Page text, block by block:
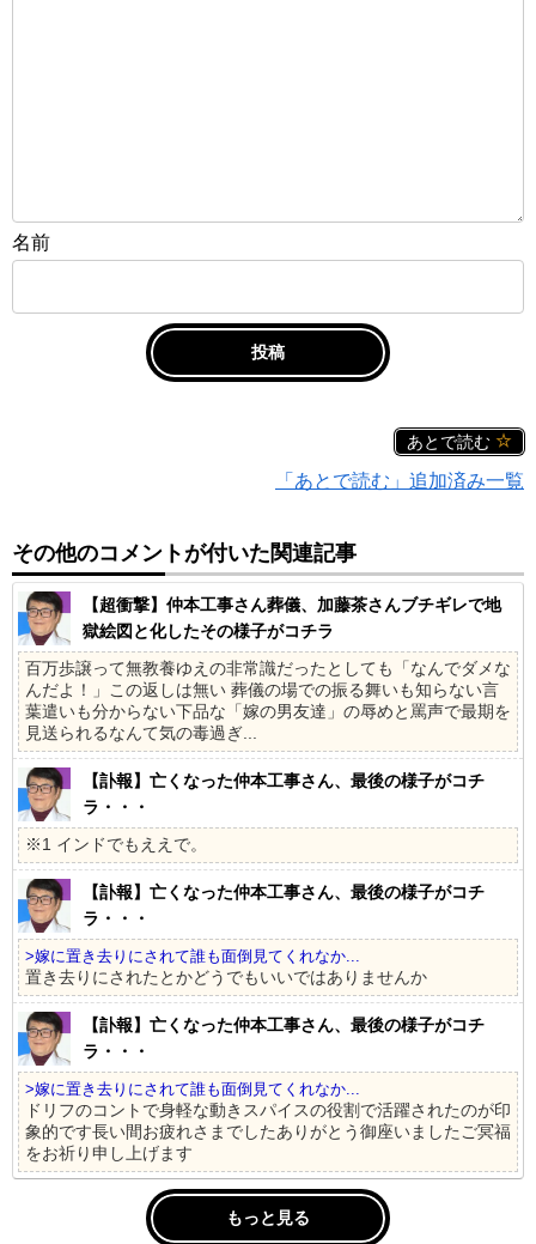
名前
あとで読む
「あとで読む」追加済み一覧
その他のコメントが付いた関連記事
【超衝撃】仲本工事さん葬儀、加藤茶さんブチギレで地
獄絵図と化したその様子がコチラ
百万歩譲って無教養ゆえの非常識だったとしても「なんでダメな
んだよ！」この返しは無い 葬儀の場での振る舞いも知らない言
葉遣いも分からない下品な「嫁の男友達」の辱めと罵声で最期を
見送られるなんて気の毒過ぎ...
【訃報】亡くなった仲本工事さん、最後の様子がコチ
ラ・・・
※1 インドでもええで。
【訃報】亡くなった仲本工事さん、最後の様子がコチ
ラ・・・
>嫁に置き去りにされて誰も面倒見てくれなか...
置き去りにされたとかどうでもいいではありませんか
【訃報】亡くなった仲本工事さん、最後の様子がコチ
ラ・・・
>嫁に置き去りにされて誰も面倒見てくれなか...
ドリフのコントで身軽な動きスパイスの役割で活躍されたのが印
象的です長い間お疲れさまでしたありがとう御座いましたご冥福
をお祈り申し上げます
もっと見る